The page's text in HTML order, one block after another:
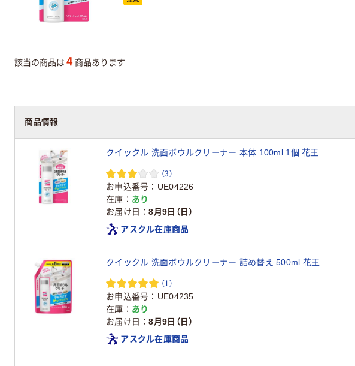
該当の商品は 4 商品あります
商品情報
クイックル 洗面ボウルクリーナー 本体 100ml 1個 花王
（3）
お申込番号
UE04226
在庫
あり
お届け日
8月9日（日）
アスクル在庫商品
クイックル 洗面ボウルクリーナー 詰め替え 500ml 花王
（1）
お申込番号
UE04235
在庫
あり
お届け日
8月9日（日）
アスクル在庫商品